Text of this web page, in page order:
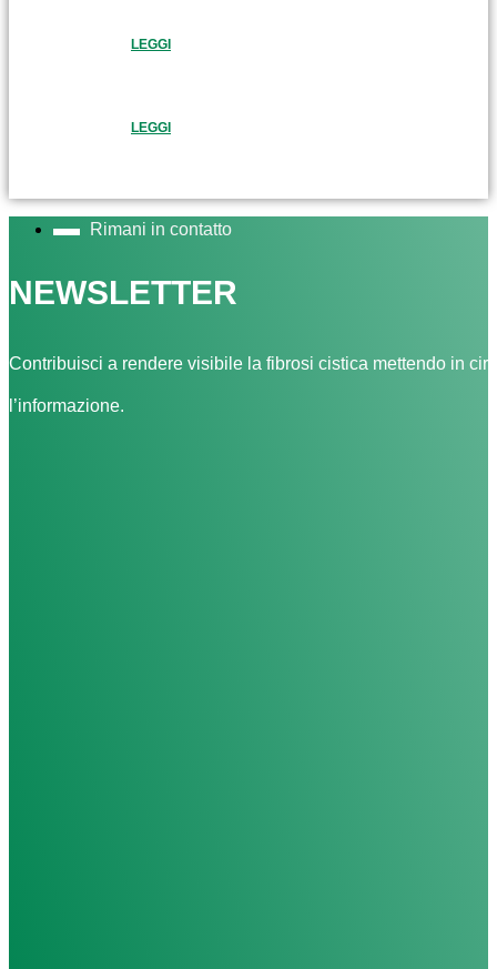
LEGGI
LEGGI
Rimani in contatto
NEWSLETTER
Contribuisci a rendere visibile la fibrosi cistica mettendo in
l’informazione.